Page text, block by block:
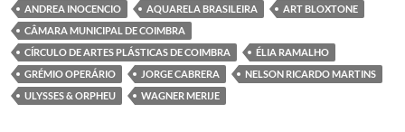
b
o
o
k
t
e
r
e
d
I
n
s
A
p
p
ANDREA INOCENCIO AQUARELA BRASILEIRA
ART BLOXTONE
CÂMARA MUNICIPAL DE COIMBRA
CÍRCULO DE ARTES PLÁSTICAS DE COIMBRA
ÉLIA RAMALHO
GRÉMIO OPERÁRIO
JORGE CABRERA
NELSON RICARDO MARTINS
ULYSSES & ORPHEU
WAGNER MERIJE